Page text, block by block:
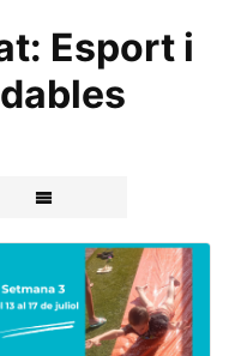
Esport i